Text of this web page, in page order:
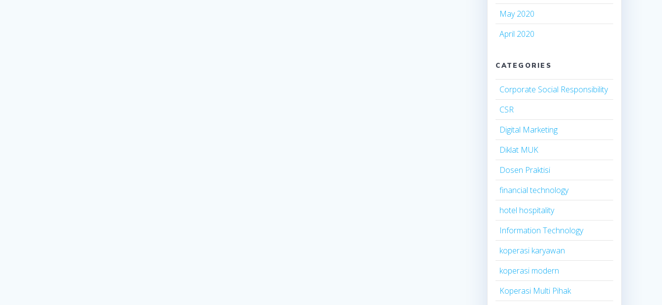
May 2020
April 2020
CATEGORIES
Corporate Social Responsibility
CSR
Digital Marketing
Diklat MUK
Dosen Praktisi
financial technology
hotel hospitality
Information Technology
koperasi karyawan
koperasi modern
Koperasi Multi Pihak